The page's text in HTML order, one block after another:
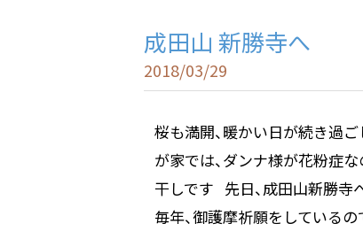
成田山 新勝寺へ
2018/03/29
桜も満開、暖かい日が続き過
が家では、ダンナ様が花粉症
干しです 先日、成田山新勝寺
毎年、御護摩祈願をしている